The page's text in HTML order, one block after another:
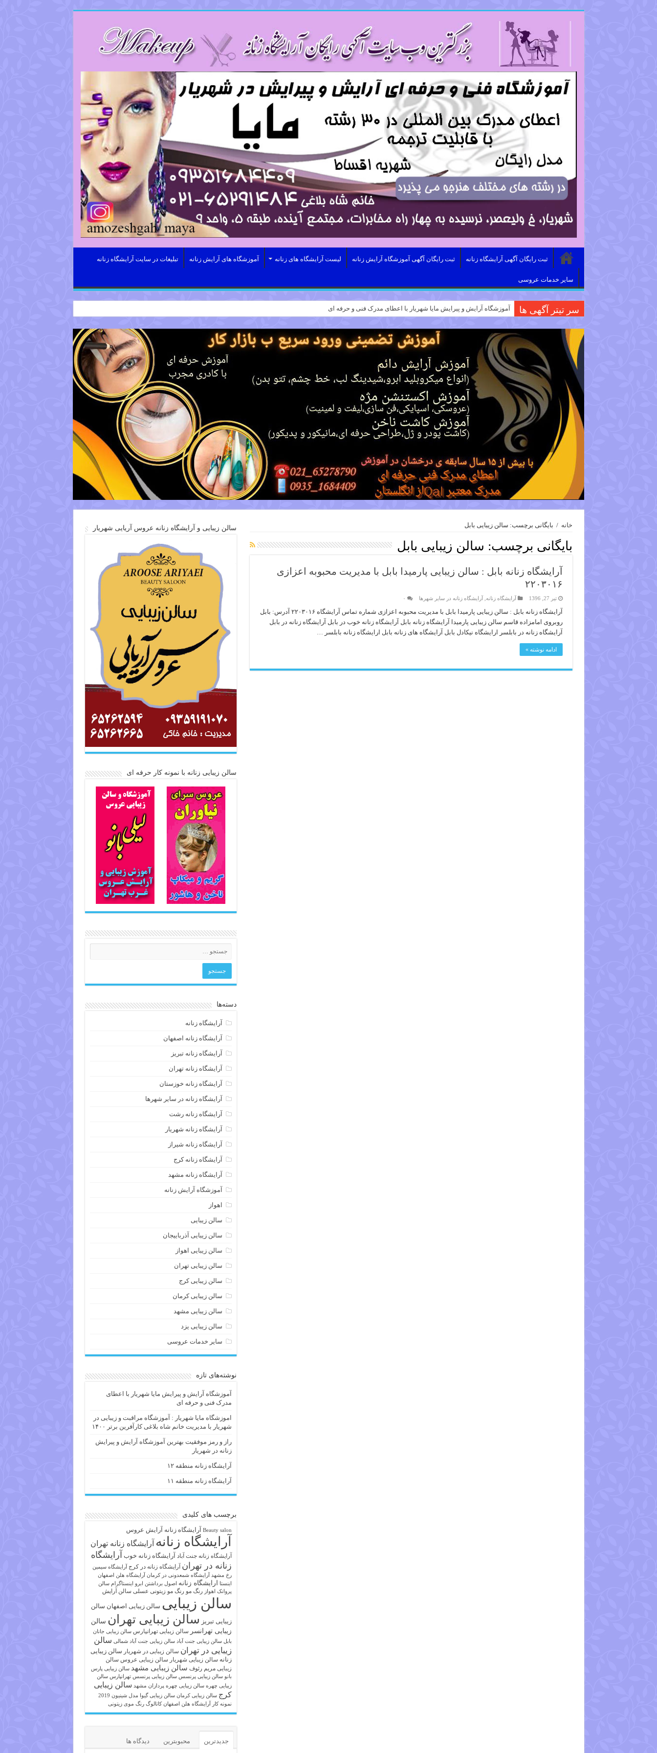
ثبت رایگان آگهی آرایشگاه زنانه ثبت رایگان آگهی آموزشگاه آرایش زنانه لیست آرایشگاه های زنانه آموزشگاه های آرایش زنانه تبلیغات در سایت آرایشگاه زنانه
سایر خدمات عروسی
سر تیتر آگهی ها آموزشگاه آرایش و پیرایش مایا شهریار با اعطای مدرک فنی و حرفه ای
خانه / بایگانی برچسب: سالن زیبایی بابل
بایگانی برچسب: سالن زیبایی بابل
آرایشگاه زنانه بابل : سالن زیبایی پارمیدا بابل با مدیریت محبوبه اعزازی
۲۲۰۳۰۱۶
تیر 27, 1396 آرایشگاه زنانه ,آرایشگاه زنانه در سایر شهرها ۰
آرایشگاه زنانه بابل : سالن زیبایی پارمیدا بابل با مدیریت محبوبه اعزازی شماره تماس آرایشگاه ۲۲۰۳۰۱۶ آدرس: بابل
روبروی امامزاده قاسم سالن زیبایی پارمیدا آرایشگاه زنانه بابل آرایشگاه زنانه خوب در بابل آرایشگاه زنانه در بابل
آرایشگاه زنانه در بابلسر ارایشگاه نیکادل بابل آرایشگاه های زنانه بابل ارایشگاه زنانه بابلسر …
ادامه نوشته »
سالن زیبایی و آرایشگاه زنانه عروس آریایی شهریار
سالن زیبایی زنانه با نمونه کار حرفه ای
دسته‌ها
آرایشگاه زنانه
آرایشگاه زنانه اصفهان
آرایشگاه زنانه تبریز
آرایشگاه زنانه تهران
آرایشگاه زنانه خوزستان
آرایشگاه زنانه در سایر شهرها
آرایشگاه زنانه رشت
آرایشگاه زنانه شهریار
آرایشگاه زنانه شیراز
آرایشگاه زنانه کرج
آرایشگاه زنانه مشهد
آموزشگاه آرایش زنانه
اهواز
سالن زیبایی
سالن زیبایی آذرباییجان
سالن زیبایی اهواز
سالن زیبایی تهران
سالن زیبایی کرج
سالن زیبایی کرمان
سالن زیبایی مشهد
سالن زیبایی یزد
سایر خدمات عروسی
نوشته‌های تازه
آموزشگاه آرایش و پیرایش مایا شهریار با اعطای
مدرک فنی و حرفه ای
اموزشگاه مایا شهریار : آموزشگاه مراقبت و زیبایی در
شهریار با مدیریت خانم شاه بلاغی کارآفرین برتر ۱۴۰۰
راز و رمز موفقیت بهترین آموزشگاه آرایش و پیرایش
زنانه در شهریار
آرایشگاه زنانه منطقه ۱۲
آرایشگاه زنانه منطقه ۱۱
برچسب های کلیدی
Beauty salon آرايشگاه زنانه آرایش عروس
آرایشگاه زنانه آرایشگاه زنانه تهران
آرایشگاه زنانه جنت آباد آرایشگاه زنانه خوب آرایشگاه
زنانه در تهران آرایشگاه زنانه در کرج
آرایشگاه سیمین
رخ مشهد
آرایشگاه شمعدونی در کرمان آرایشگاه هلن اصفهان
اینستا ارایشگاه زنانه اصول برداشتن ابرو
اینستاگرام سالن
پروانک اهواز
رنگ مو رنگ مو زیتونی عسلی سالن آرایش
سالن زیبایی سالن زیبایی اصفهان سالن
زیبایی تبریز سالن زیبایی تهران سالن
زیبایی تهرانسر سالن زیبایی تهرانپارس سالن زیبایی جانان
بابل سالن زیبایی جنت آباد سالن زیبایی جنت آباد شمالی سالن
زیبایی در تهران سالن زیبایی در شهریار سالن زیبایی
زنانه سالن زیبایی شهریار سالن زیبایی عروس سالن
زیبایی مریم رئوف سالن زیبایی مشهد سالن زیبایی پارس
بانو سالن زیبایی پرنسس سالن زیبایی پرنسس تهرانپارس سالن
زیبایی چهره سالن زیبایی چهره پردازان مشهد سالن زیبایی
کرج سالن زیبایی کرمان سالن زیبایی گیوا
مدل شینیون 2019
نمونه کار آرایشگاه هلن اصفهان کاتالوگ رنگ موی زیتونی
جدیدترین محبوبترین دیدگاه ها